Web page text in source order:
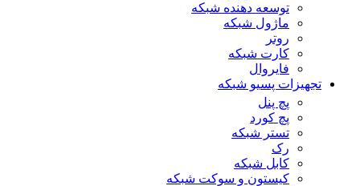
توسعه دهنده شبکه
ماژول شبکه
روتر
کارت شبکه
فایروال
تجهیزات پسیو شبکه
پچ پنل
پچ کورد
تستر شبکه
رک
کابل شبکه
کیستون و سوکت شبکه